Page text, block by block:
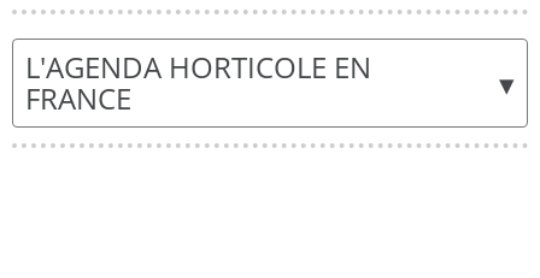
▾
L'AGENDA HORTICOLE EN
FRANCE